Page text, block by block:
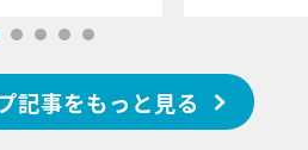
記事をもっと見る